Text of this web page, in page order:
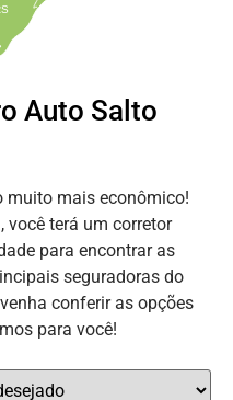
Auto Salto
muito mais econômico!
, você terá um corretor
para encontrar as
seguradoras do
conferir as opções
para você!